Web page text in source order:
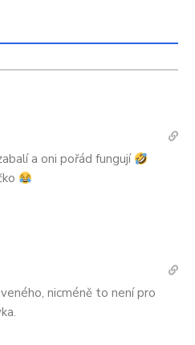
a oni pořád fungují
nicméně to není pro